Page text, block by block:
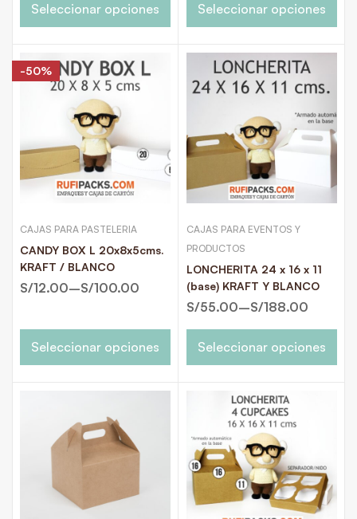
Seleccionar opciones Seleccionar opciones
-50%
CAJAS PARA PASTELERIA
CANDY BOX L 20x8x5cms.
KRAFT / BLANCO
S/12.00–S/100.00
Seleccionar opciones
CAJAS PARA EVENTOS Y
PRODUCTOS
LONCHERITA 24 x 16 x 11
(base) KRAFT Y BLANCO
S/55.00–S/188.00
Seleccionar opciones